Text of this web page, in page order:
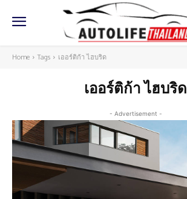
Home Tags เออร์ติก้า ไฮบริด
เออร์ติก้า ไฮบริด
- Advertisement -